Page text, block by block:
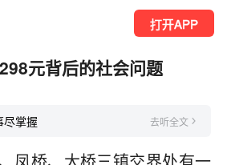
打开APP
元背后的社会问题
尽掌握 去听全文